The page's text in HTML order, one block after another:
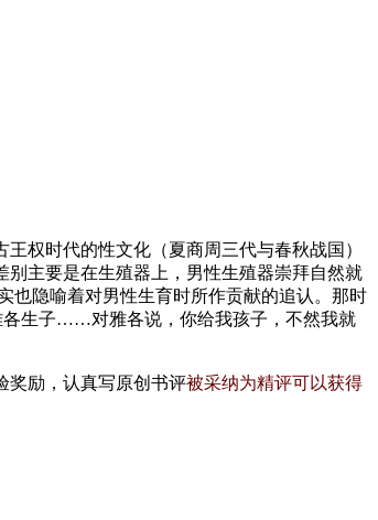
权时代的性文化（夏商周三代与春秋战国）
主要是在生殖器上，男性生殖器崇拜自然就
也隐喻着对男性生育时所作贡献的追认。那时
各生子……对雅各说，你给我孩子，不然我就
奖励，认真写原创书评被采纳为精评可以获得